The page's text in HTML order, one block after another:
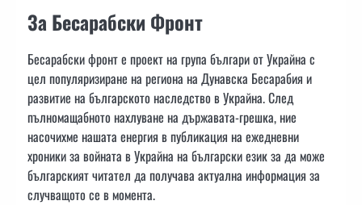
За Бесарабски Фронт
Бесарабски фронт е проект на група българи от Украйна с
цел популяризиране на региона на Дунавска Бесарабия и
развитие на българското наследство в Украйна. След
пълномащабното нахлуване на държавата-грешка, ние
насочихме нашата енергия в публикация на ежедневни
хроники за войната в Украйна на български език за да може
българският читател да получава актуална информация за
случващото се в момента.